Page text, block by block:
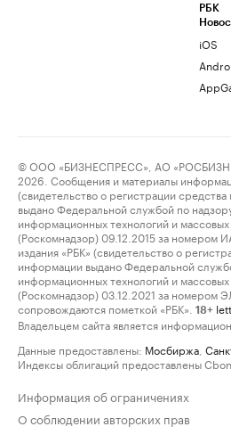
РБК
iOS
© ООО «БИЗНЕСПРЕСС», АО
2026. Сообщения и материалы
(свидетельство о регистрации
выдано Федеральной службой по
информационных технологий и
(Роскомнадзор) 09.12.2015 за номером
издания «РБК» (свидетельство о
информации выдано Федеральной
информационных технологий и
(Роскомнадзор) 03.12.2021 за номером
сопровождаются пометкой «РБК».
18+
Владельцем сайта является
Данные предоставлены: Мосбиржа
Индексы облигаций предоставлены
Информация об ограничениях
О соблюдении авторских прав